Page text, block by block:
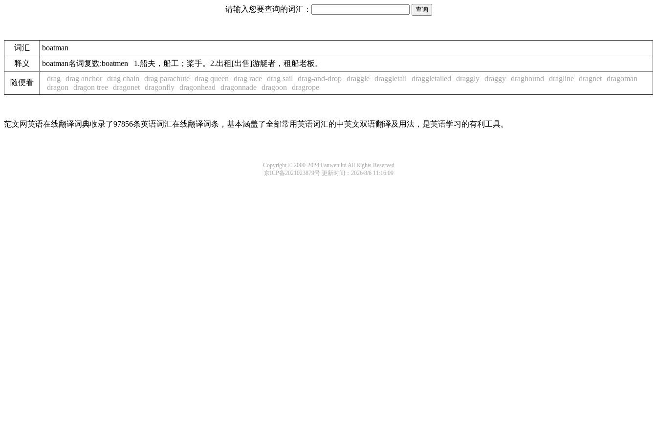
请输入您要查询的词汇：
词汇
boatman
释义
boatman名词复数:boatmen 1.船夫，船工；桨手。2.出租[出售]游艇者，租船老板。
随便看 drag drag anchor drag chain drag parachute drag queen drag race drag sail drag-and-drop draggle draggletail draggletailed draggly draggy draghound dragline dragnet dragoman
dragon
dragon tree dragonet dragonfly dragonhead dragonnade dragoon dragrope
范文网英语在线翻译词典收录了97856条英语词汇在线翻译词条，基本涵盖了全部常用英语词汇的中英文双语翻译及用法，是英语学习的有利工具。
Copyright © 2000-2024 Fanwen.ltd All Rights Reserved
京ICP备2021023879号更新时间：2026/8/6 11:16:09